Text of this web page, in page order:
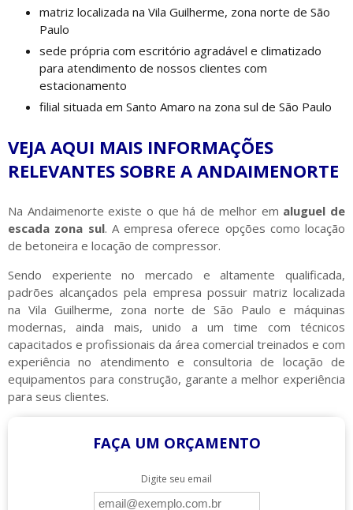
matriz localizada na Vila Guilherme, zona norte de São
Paulo
sede própria com escritório agradável e climatizado
para atendimento de nossos clientes com
estacionamento
filial situada em Santo Amaro na zona sul de São Paulo
VEJA AQUI MAIS INFORMAÇÕES
RELEVANTES SOBRE A ANDAIMENORTE
Na Andaimenorte existe o que há de melhor em aluguel de
escada zona sul. A empresa oferece opções como locação
de betoneira e locação de compressor.
Sendo experiente no mercado e altamente qualificada,
padrões alcançados pela empresa possuir matriz localizada
na Vila Guilherme, zona norte de São Paulo e máquinas
modernas, ainda mais, unido a um time com técnicos
capacitados e profissionais da área comercial treinados e com
experiência no atendimento e consultoria de locação de
equipamentos para construção, garante a melhor experiência
para seus clientes.
FAÇA UM ORÇAMENTO
Digite seu email